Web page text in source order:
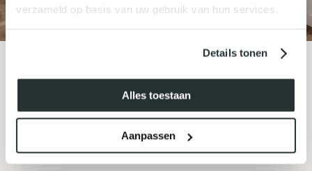
verzameld op basis van uw gebruik van hun services.
Details tonen
Alles toestaan
Aanpassen
MELD JE AAN VOOR ONZE
NIEUWSBRIEF